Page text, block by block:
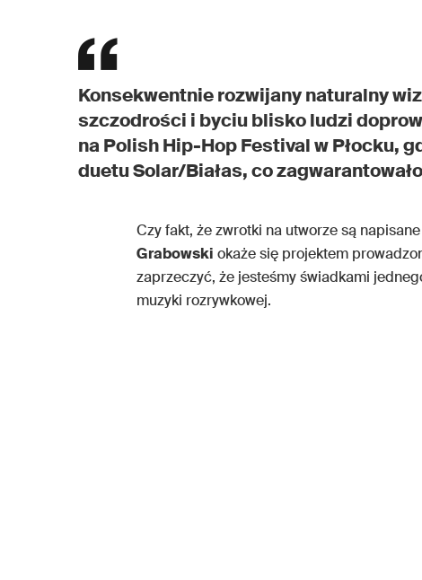
Konsekwentnie rozwijany naturalny
szczodrości i byciu blisko ludzi
na Polish Hip-Hop Festival w Płocku,
duetu Solar/Białas, co
Czy fakt, że zwrotki na utworze są
Grabowski okaże się projektem
zaprzeczyć, że jesteśmy świadkami
muzyki rozrywkowej.